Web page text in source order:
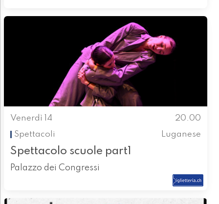
Venerdì 14
20.00
Spettacoli
Luganese
Spettacolo scuole part1
Palazzo dei Congressi